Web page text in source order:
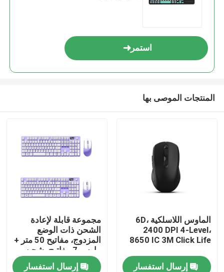
استمر
المنتجات الموصى بها
الماوس اللاسلكية 6D،
2400 DPI 4-Level،
8650 IC 3M Click Life
إرسال استفسار
مجموعة قابلة لإعادة
الشحن ذات الوضع
المزدوج، مفاتيح 50 متر +
ماوس 7 مفاتيح، شحن
سريع من النوع C
إرسال استفسار